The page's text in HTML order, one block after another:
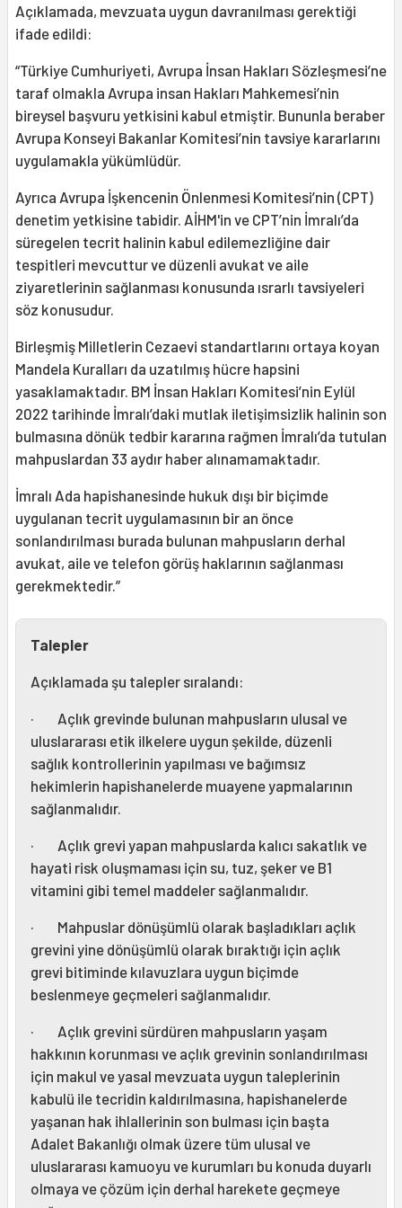
Açıklamada, mevzuata uygun davranılması gerektiği
ifade edildi:
“Türkiye Cumhuriyeti, Avrupa İnsan Hakları Sözleşmesi’ne
taraf olmakla Avrupa insan Hakları Mahkemesi’nin
bireysel başvuru yetkisini kabul etmiştir. Bununla beraber
Avrupa Konseyi Bakanlar Komitesi’nin tavsiye kararlarını
uygulamakla yükümlüdür.
Ayrıca Avrupa İşkencenin Önlenmesi Komitesi’nin (CPT)
denetim yetkisine tabidir. AİHM'in ve CPT’nin İmralı’da
süregelen tecrit halinin kabul edilemezliğine dair
tespitleri mevcuttur ve düzenli avukat ve aile
ziyaretlerinin sağlanması konusunda ısrarlı tavsiyeleri
söz konusudur.
Birleşmiş Milletlerin Cezaevi standartlarını ortaya koyan
Mandela Kuralları da uzatılmış hücre hapsini
yasaklamaktadır. BM İnsan Hakları Komitesi’nin Eylül
2022 tarihinde İmralı’daki mutlak iletişimsizlik halinin son
bulmasına dönük tedbir kararına rağmen İmralı’da tutulan
mahpuslardan 33 aydır haber alınamamaktadır.
İmralı Ada hapishanesinde hukuk dışı bir biçimde
uygulanan tecrit uygulamasının bir an önce
sonlandırılması burada bulunan mahpusların derhal
avukat, aile ve telefon görüş haklarının sağlanması
gerekmektedir.”
Talepler
Açıklamada şu talepler sıralandı:
· Açlık grevinde bulunan mahpusların ulusal ve
uluslararası etik ilkelere uygun şekilde, düzenli
sağlık kontrollerinin yapılması ve bağımsız
hekimlerin hapishanelerde muayene yapmalarının
sağlanmalıdır.
· Açlık grevi yapan mahpuslarda kalıcı sakatlık ve
hayati risk oluşmaması için su, tuz, şeker ve B1
vitamini gibi temel maddeler sağlanmalıdır.
· Mahpuslar dönüşümlü olarak başladıkları açlık
grevini yine dönüşümlü olarak bıraktığı için açlık
grevi bitiminde kılavuzlara uygun biçimde
beslenmeye geçmeleri sağlanmalıdır.
· Açlık grevini sürdüren mahpusların yaşam
hakkının korunması ve açlık grevinin sonlandırılması
için makul ve yasal mevzuata uygun taleplerinin
kabulü ile tecridin kaldırılmasına, hapishanelerde
yaşanan hak ihlallerinin son bulması için başta
Adalet Bakanlığı olmak üzere tüm ulusal ve
uluslararası kamuoyu ve kurumları bu konuda duyarlı
olmaya ve çözüm için derhal harekete geçmeye